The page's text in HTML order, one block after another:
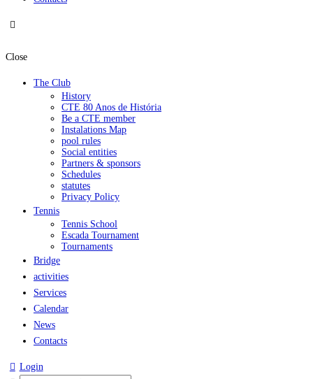
Close
The Club
History
CTE 80 Anos de História
Be a CTE member
Instalations Map
pool rules
Social entities
Partners & sponsors
Schedules
statutes
Privacy Policy
Tennis
Tennis School
Escada Tournament
Tournaments
Bridge
activities
Services
Calendar
News
Contacts
Login